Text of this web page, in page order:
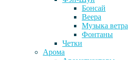
Бонсай
Веера
Музыка ветра
Фонтаны
Четки
Арома